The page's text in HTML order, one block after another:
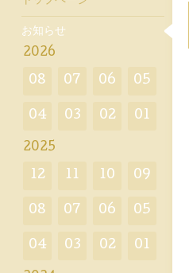
お知らせ
2026
08 07 06 05
04 03 02 01
2025
12 11 10 09
08 07 06 05
04 03 02 01